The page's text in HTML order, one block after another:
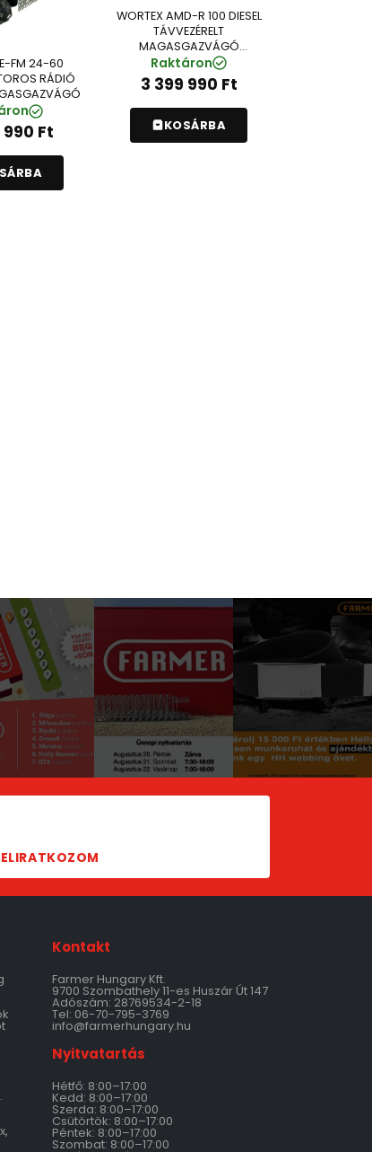
E-FM 24-60
RÁDIÓ
990 Ft
WORTEX AMD-R 100 DIESEL
TÁVVEZÉRELT
MAGASGAZVÁGÓ
(SI2428520)
Raktáron
3 399 990 Ft
KOSÁRBA
Kontakt
Farmer Hungary Kft.
9700 Szombathely 11-es Huszár Út 147
Adószám: 28769534-2-18
Tel: 06-70-795-3769
info@farmerhungary.hu
Nyitvatartás
Hétfő: 8:00–17:00
Kedd: 8:00–17:00
Szerda: 8:00–17:00
Csütörtök: 8:00–17:00
Péntek: 8:00–17:00
Szombat: 8:00–17:00